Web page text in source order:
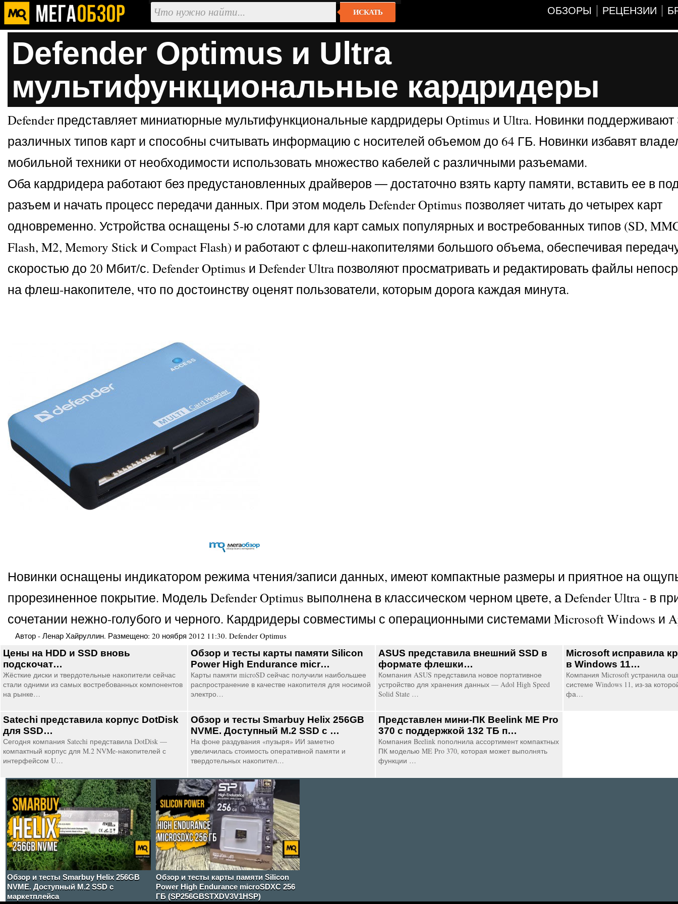
ИСКАТЬ ОБЗОРЫ РЕЦЕНЗИИ
Defender Optimus и Ultra
мультифункциональные кардридеры
Defender представляет миниатюрные мультифункциональные кардридеры Optimus и Ultra. Новинки поддерживают
различных типов карт и способны считывать информацию с носителей объемом до 64 ГБ. Новинки избавят
мобильной техники от необходимости использовать множество кабелей с различными разъемами.
Оба кардридера работают без предустановленных драйверов ― достаточно взять карту памяти, вставить ее в
разъем и начать процесс передачи данных. При этом модель Defender Optimus позволяет читать до четырех карт
одновременно. Устройства оснащены 5-ю слотами для карт самых популярных и востребованных типов (SD,
Flash, M2, Memory Stick и Compact Flash) и работают с флеш-накопителями большого объема, обеспечивая
скоростью до 20 Мбит/с. Defender Optimus и Defender Ultra позволяют просматривать и редактировать файлы
на флеш-накопителе, что по достоинству оценят пользователи, которым дорога каждая минута.
Новинки оснащены индикатором режима чтения/записи данных, имеют компактные размеры и приятное на
прорезиненное покрытие. Модель Defender Optimus выполнена в классическом черном цвете, а Defender Ultra - в
сочетании нежно-голубого и черного. Кардридеры совместимы с операционными системами Microsoft Windows и
Автор - Ленар Хайруллин. Размещено: 20 ноября 2012 11:30. Defender Optimus
Цены на HDD и SSD вновь
подскочат…
Жёсткие диски и твердотельные накопители сейчас
стали одними из самых востребованных компонентов
на рынке…
Обзор и тесты карты памяти Silicon
Power High Endurance micr…
Карты памяти microSD сейчас получили наибольшее
распространение в качестве накопителя для носимой
электро…
ASUS представила внешний SSD в
формате флешки…
Компания ASUS представила новое портативное
устройство для хранения данных — Adol High Speed
Solid State …
Microsoft исправила
в Windows 11…
Компания Microsoft устранила
системе Windows 11, из-за
фа…
Satechi представила корпус DotDisk
для SSD…
Сегодня компания Satechi представила DotDisk —
компактный корпус для M.2 NVMe-накопителей с
интерфейсом U…
Обзор и тесты Smarbuy Helix 256GB
NVME. Доступный М.2 SSD с …
На фоне раздувания «пузыря» ИИ заметно
увеличилась стоимость оперативной памяти и
твердотельных накопител…
Представлен мини-ПК Beelink ME Pro
370 с поддержкой 132 ТБ п…
Компания Beelink пополнила ассортимент компактных
ПК моделью ME Pro 370, которая может выполнять
функции …
Обзор и тесты Smarbuy Helix 256GB
NVME. Доступный М.2 SSD с
маркетплейса
Обзор и тесты карты памяти Silicon
Power High Endurance microSDXC 256
ГБ (SP256GBSTXDV3V1HSP)